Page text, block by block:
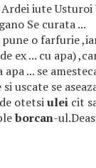
iute Usturoi
Se curata ...
o farfurie
ex ... cu apa)
... se
uscate se
otetsiulei cit
borcan-